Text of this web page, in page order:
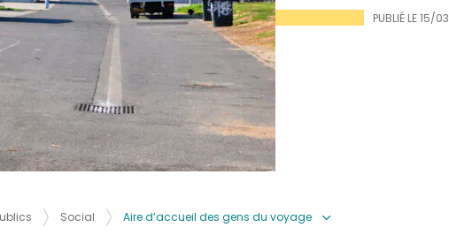
PUBLIÉ LE15/
Social Aire d’accueil des gens du voyage